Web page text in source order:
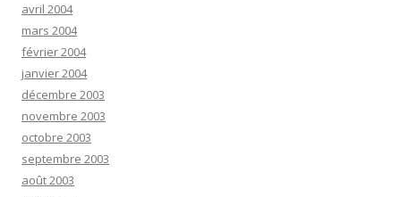
avril 2004
mars 2004
février 2004
janvier 2004
décembre 2003
novembre 2003
octobre 2003
septembre 2003
août 2003